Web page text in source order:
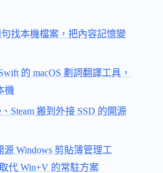
句找本機檔案，把內容記憶變
的 macOS 劃詞翻譯工具，
機
Steam 搬到外接 SSD 的開源
源 Windows 剪貼簿管理工
代 Win+V 的常駐方案